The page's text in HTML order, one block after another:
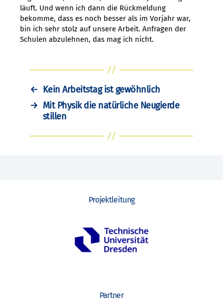
läuft. Und wenn ich dann die Rückmeldung
bekomme, dass es noch besser als im Vorjahr war,
bin ich sehr stolz auf unsere Arbeit. Anfragen der
Schulen abzulehnen, das mag ich nicht.
← Kein Arbeitstag ist gewöhnlich
→ Mit Physik die natürliche Neugierde
stillen
Projektleitung
Partner